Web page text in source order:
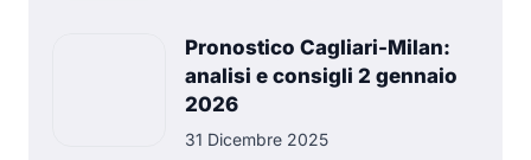
Pronostico Cagliari-Milan:
analisi e consigli 2 gennaio
2026
31 Dicembre 2025